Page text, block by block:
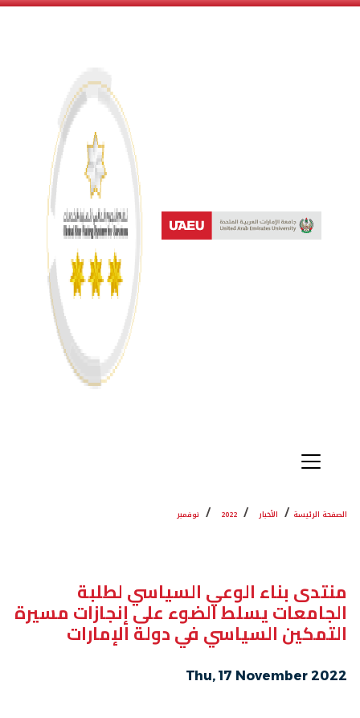
نظام النجوم العالمي
الصفحة الرئيسة الأخبار 2022 نوفمبر
منتدى بناء الوعي السياسي لطلبة
الجامعات يسلط الضوء على إنجازات مسيرة
التمكين السياسي في دولة الإمارات
Thu, 17 November 2022